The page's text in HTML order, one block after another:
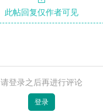
此帖回复仅作者可见
请登录之后再进行评论
登录